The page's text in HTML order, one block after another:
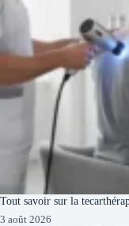
Tout savoir sur la
3 août 2026